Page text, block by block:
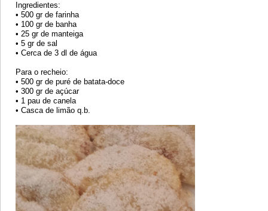
Ingredientes:
• 500 gr de farinha
• 100 gr de banha
• 25 gr de manteiga
• 5 gr de sal
• Cerca de 3 dl de água
Para o recheio:
• 500 gr de puré de batata-doce
• 300 gr de açúcar
• 1 pau de canela
• Casca de limão q.b.